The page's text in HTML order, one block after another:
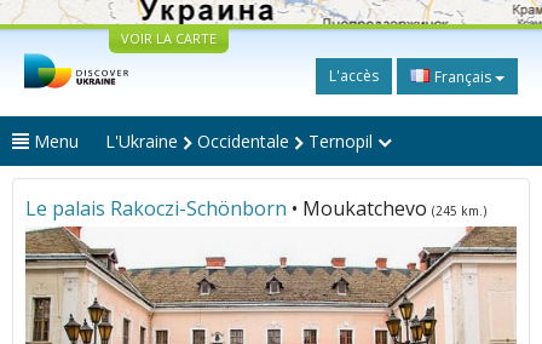
VOIR LA CARTE
L'accès Français
Menu L'Ukraine Occidentale Ternopil
Le palais Rakoczi-Schönborn • Moukatchevo (245 km.)